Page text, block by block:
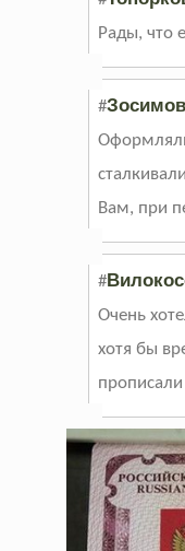
Рады, что
#
Вам, при
#
Очень
хотя бы